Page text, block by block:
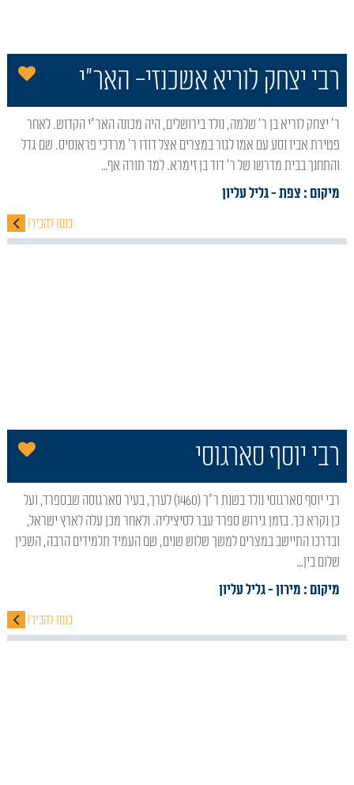
רבי יצחק לוריא אשכנזי- האר"י
ר' יצחק לוריא בן ר' שלמה, נולד בירושלים, היה מכונה האר"י הקדוש. לאחר
פטירת אביו נסע עם אמו לגור במצרים אצל דודו ר' מרדכי פראנסיס. שם גדל
והתחנך בבית מדרשו של ר' דוד בן זימרא. למד תורה אף…
מיקום : צפת- גליל עליון
כנסו להכיר!
רבי יוסף סארגוסי
רבי יוסף סארגוסי נולד בשנת ר"ך (1460) לערך, בעיר סארגוסה שבספרד, ועל
כן נקרא כך. בזמן גירוש ספרד עבר לסיציליה. ולאחר מכן עלה לארץ ישראל,
ובדרכו התיישב במצרים למשך שלוש שנים, שם העמיד תלמידים הרבה, השכין
שלום בין…
מיקום : מירון- גליל עליון
כנסו להכיר!